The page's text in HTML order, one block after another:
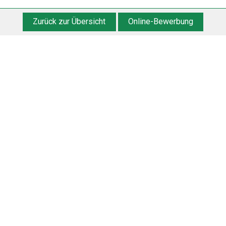
Zurück zur Übersicht Online-Bewerbung